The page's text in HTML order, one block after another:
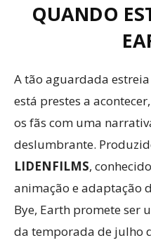
QUANDO
A tão aguardada
está prestes a
os fãs com uma
deslumbrante.
LIDENFILMS,
animação e adaptação
Bye, Earth promete ser
da temporada de julho